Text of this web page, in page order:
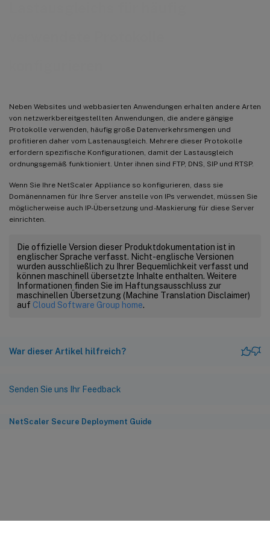
Neben Websites und webbasierten Anwendungen erhalten andere Arten
von netzwerkbereitgestellten Anwendungen, die andere gängige
Protokolle verwenden, häufig große Datenverkehrsmengen und
profitieren daher vom Lastenausgleich. Mehrere dieser Protokolle
erfordern spezifische Konfigurationen, damit der Lastausgleich
ordnungsgemäß funktioniert. Unter ihnen sind FTP, DNS, SIP und RTSP.
Wenn Sie Ihre NetScaler Appliance so konfigurieren, dass sie
Domänennamen für Ihre Server anstelle von IPs verwendet, müssen Sie
möglicherweise auch IP-Übersetzung und -Maskierung für diese Server
einrichten.
Die offizielle Version dieser Produktdokumentation ist in
englischer Sprache verfasst. Nicht-englische Versionen
wurden ausschließlich zu Ihrer Bequemlichkeit verfasst und
können maschinell übersetzte Inhalte enthalten. Weitere
Informationen finden Sie im Haftungsausschluss zur
maschinellen Übersetzung (Machine Translation Disclaimer)
auf Cloud Software Group home.
War dieser Artikel hilfreich?
Senden Sie uns Ihr Feedback
NetScaler Secure Deployment Guide